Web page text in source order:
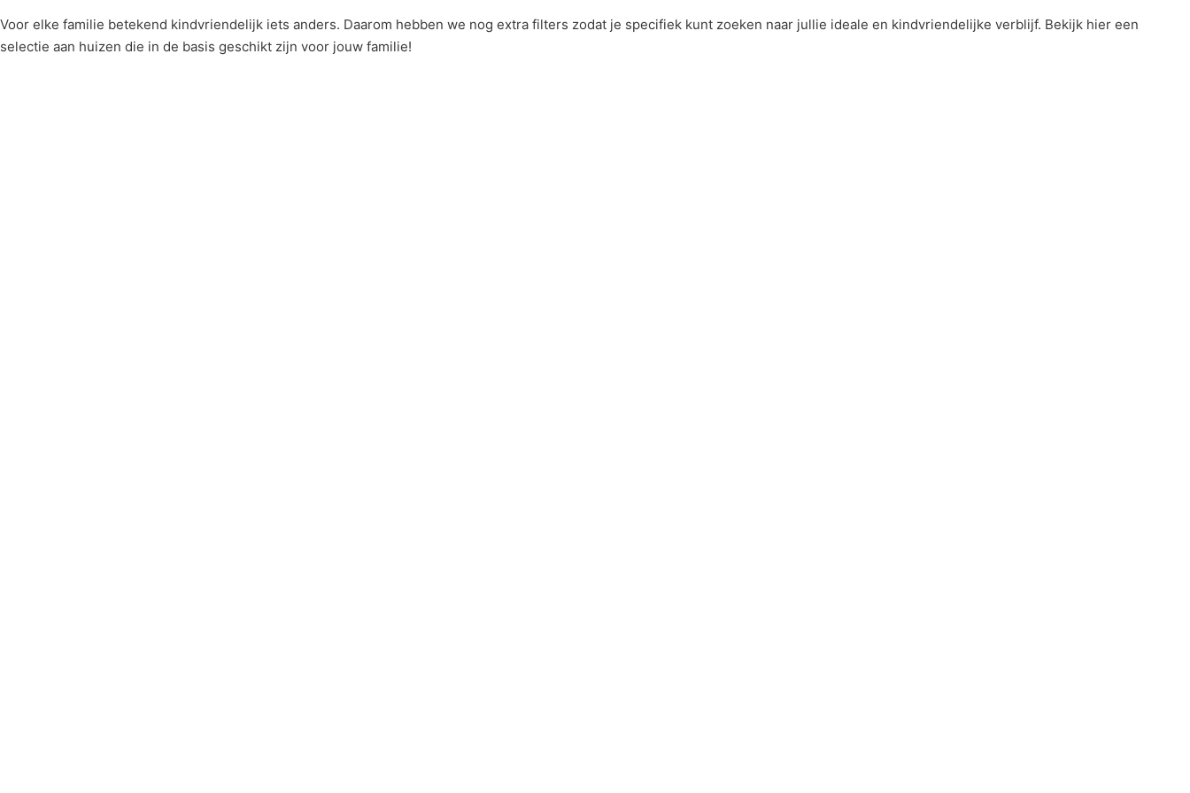
Voor elke familie betekend kindvriendelijk iets anders. Daarom hebben we nog extra filters zodat je specifiek kunt zoeken naar jullie ideale en kindvriendelijke verblijf. Bekijk hier een
selectie aan huizen die in de basis geschikt zijn voor jouw familie!